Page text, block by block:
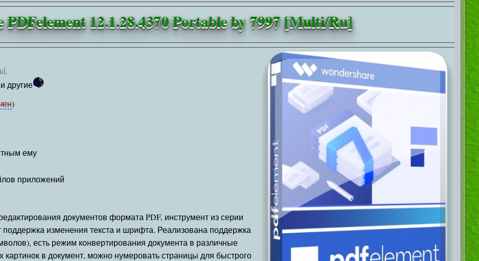
PDFelement 12.1.28.4370 Portable by 7997 [Multi/Ru]
другие
)
ему
приложений
документов формата PDF, инструмент из серии
изменения текста и шрифта. Реализована поддержка
есть режим конвертирования документа в различные
в документ, можно нумеровать страницы для быстрого